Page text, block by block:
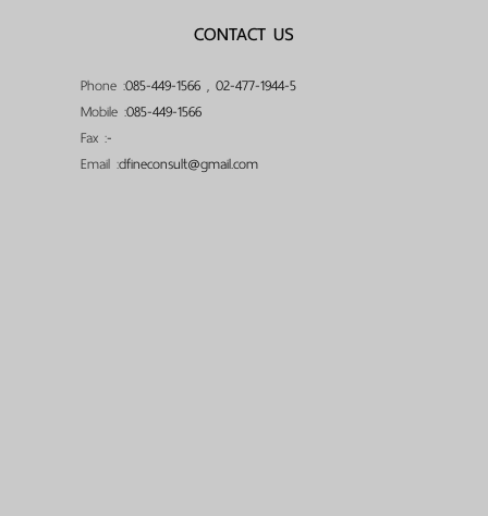
CONTACT US
Phone :085-449-1566 , 02-477-1944-5
Mobile :085-449-1566
Fax :-
Email :dfineconsult@gmail.com